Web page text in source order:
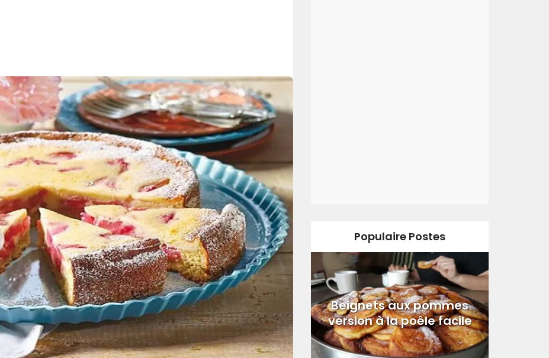
Populaire Postes
Beignets aux pommes
version à la poêle facile